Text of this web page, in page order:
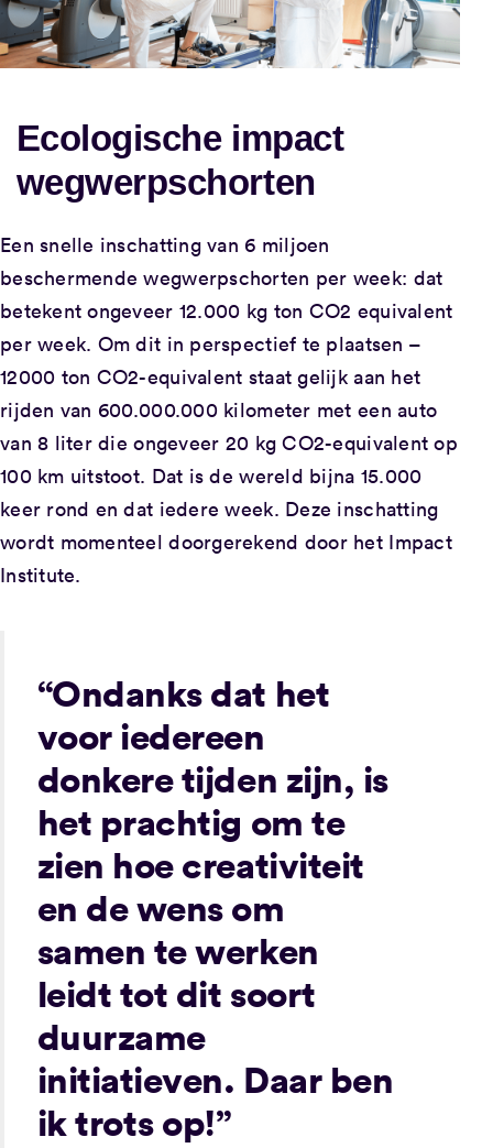
Ecologische impact
wegwerpschorten
Een snelle inschatting van 6 miljoen
beschermende wegwerpschorten per week: dat
betekent ongeveer 12.000 kg ton CO2 equivalent
per week. Om dit in perspectief te plaatsen –
12000 ton CO2-equivalent staat gelijk aan het
rijden van 600.000.000 kilometer met een auto
van 8 liter die ongeveer 20 kg CO2-equivalent op
100 km uitstoot. Dat is de wereld bijna 15.000
keer rond en dat iedere week. Deze inschatting
wordt momenteel doorgerekend door het Impact
Institute.
“Ondanks dat het
voor iedereen
donkere tijden zijn, is
het prachtig om te
zien hoe creativiteit
en de wens om
samen te werken
leidt tot dit soort
duurzame
initiatieven. Daar ben
ik trots op!”